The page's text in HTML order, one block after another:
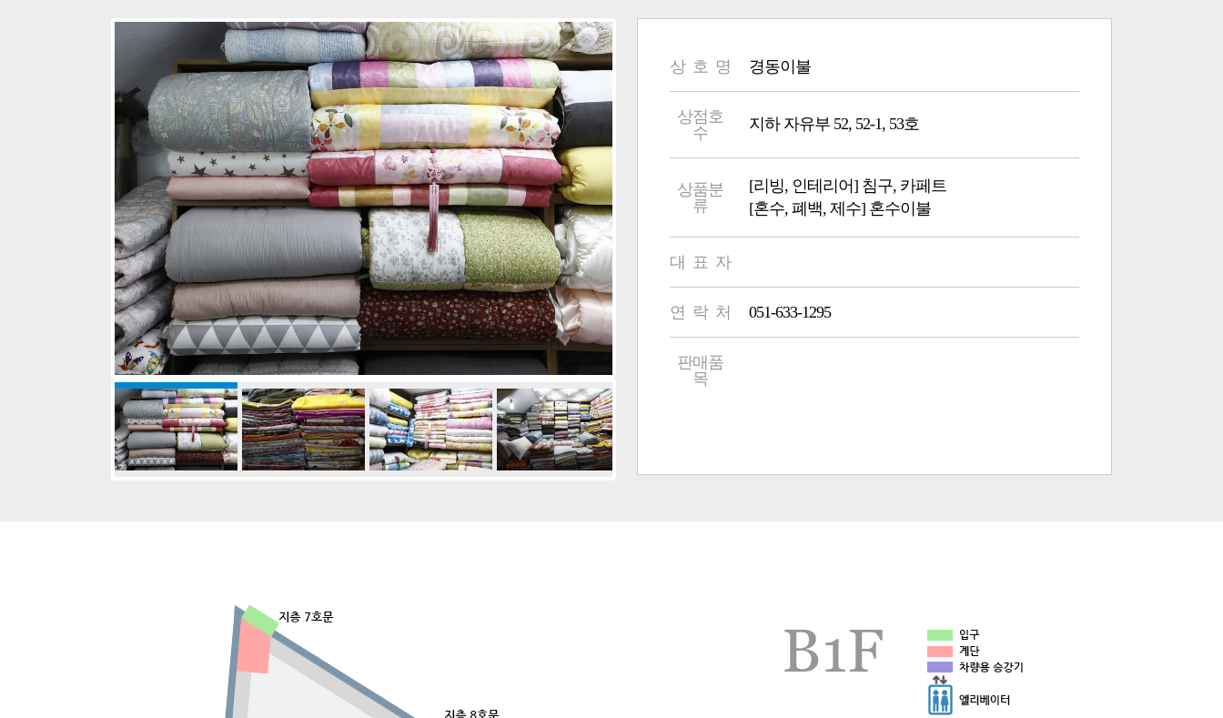
상 호 명 경동이불
상점호
수
지하 자유부 52, 52-1, 53호
상품분
류
[리빙, 인테리어] 침구, 카페트
[혼수, 폐백, 제수] 혼수이불
대 표 자
연 락 처 051-633-1295
판매품
목